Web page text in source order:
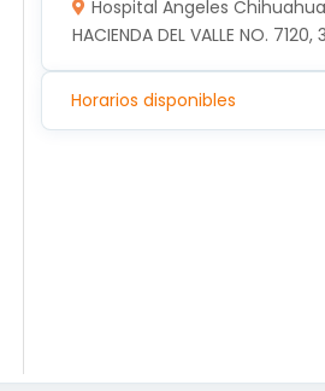
Hospital Angeles Chihuahua
HACIENDA DEL VALLE NO. 7120,
Horarios disponibles